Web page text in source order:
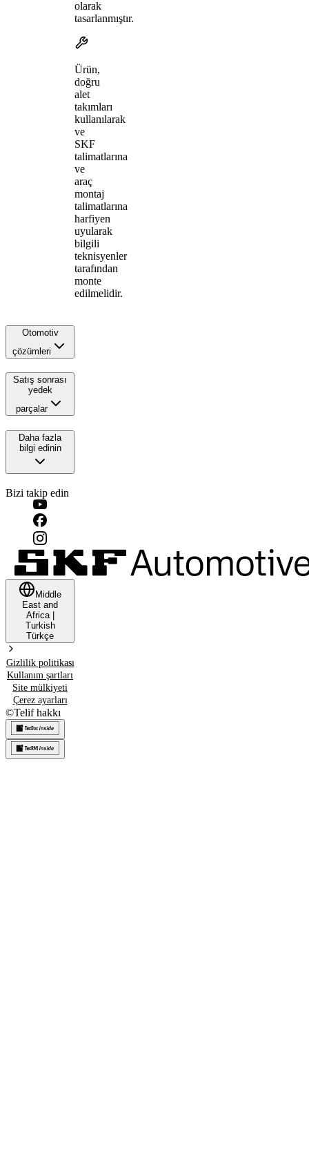
olarak
tasarlanmıştır.
Ürün,
doğru
alet
takımları
kullanılarak
ve
SKF
talimatlarına
ve
araç
montaj
talimatlarına
harfiyen
uyularak
bilgili
teknisyenler
tarafından
monte
edilmelidir.
Otomotiv
çözümleri
Satış sonrası
yedek
parçalar
Daha fazla
bilgi edinin
Bizi takip edin
Middle
East and
Africa|
Turkish
Türkçe
Gizlilik politikası
Kullanım şartları
Site mülkiyeti
Çerez ayarları
©Telif hakkı